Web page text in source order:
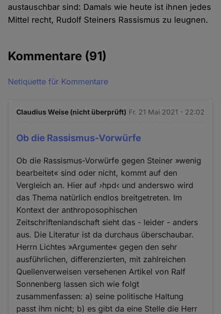
austauschbar sind: Damals wie heute ist ihnen jedes
Mittel recht, Rudolf Steiners Rassismus zu leugnen.
Kommentare (91)
Netiquette für Kommentare
Claudius Weise (nicht überprüft) Fr. 21 Mai 2021 - 22:02
Ob die Rassismus-Vorwürfe
Ob die Rassismus-Vorwürfe gegen Steiner »wenig
bearbeitet« sind oder nicht, kommt auf den
Vergleich an. Hier auf ›hpd‹ und anderswo wird
das Thema natürlich endlos breitgetreten. Im
Kontext der anthroposophischen
Zeitschriftenlandschaft sieht das - leider - anders
aus. Die Literatur ist da durchaus überschaubar.
Herrn Lichtes »Argumente« gegen den sehr
ausführlichen, differenzierten, mit zahlreichen
Quellenverweisen versehenen Artikel von Ralf
Sonnenberg lassen sich wie folgt
zusammenfassen: a) seine politische Haltung
passt ihm nicht; b) es gibt da eine Stelle die Herr